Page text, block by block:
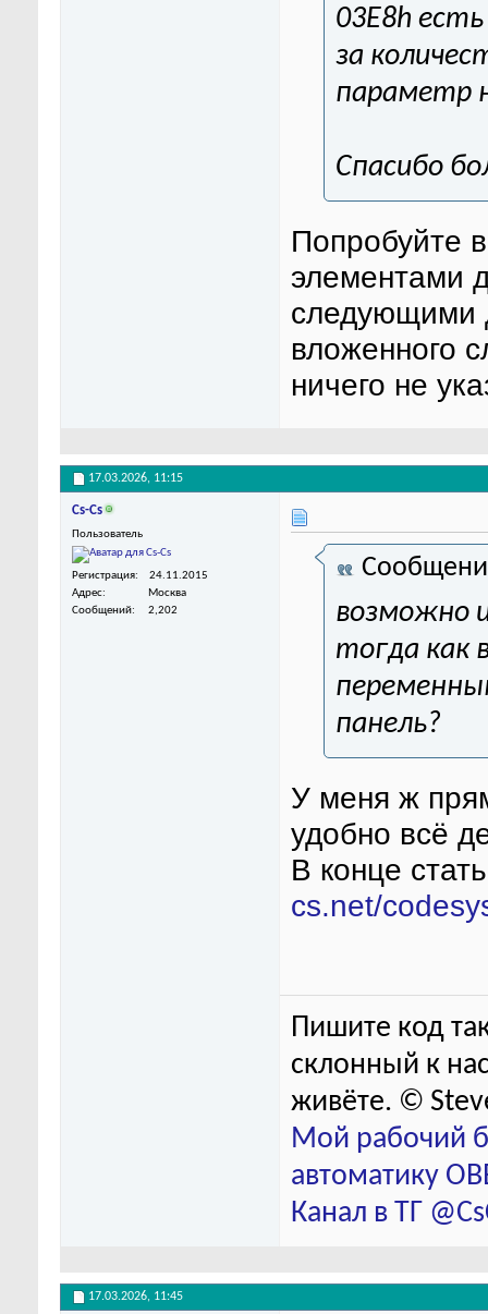
03E8h
за
параметр
Спасибо
Попробуйте
элементами
следующими
вложенного
ничего не
17.03.2026, 11:15
Cs-Cs
Пользователь
Регистрация
24.11.2015
Адрес
Москва
Сообщений
2,202
возможно
тогда как
панель?
У меня ж
удобно всё
В конце
cs.net/
Пишите код
склонный к
живёте. ©
Мой рабочий
автоматику
Канал в ТГ
17.03.2026, 11:45